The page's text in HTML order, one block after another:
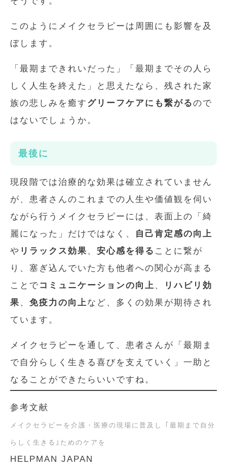
このようにメイクセラピーは周囲にも影響を及
ぼします。
「最期まできれいだった」「最期までその人ら
しく人生を終えた」と思えたなら、残された家
族の悲しみを癒す グリーフケアにも繋がるので
はないでしょうか。
最後に
現段階では治療的な効果は確立されていません
が、患者さんのこれまでの人生や価値観を伺い
ながら行うメイクセラピーには、表面上の「綺
麗になった」だけではなく、
自己肯定感の向上
や リラックス効果 、 安心感を得る ことに繋が
り、塞ぎ込んでいた方も他者への関心が高まる
ことで コミュニケーションの向上 、
リハビリ効
果 、 免疫力の向上など、多くの効果が期待され
ています。
メイクセラピーを通して、患者さんが「最期ま
で自分らしく生きる喜びを支えていく」一助と
なることができたらいいですね。
参考文献
メイクセラピーを介護・医療の現場に普及し ｢最期まで自分
らしく生きる｣ためのケアを
HELPMAN JAPAN